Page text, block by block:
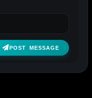
POST MESSAGE